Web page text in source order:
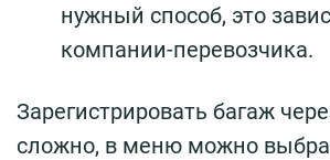
нужный способ, это
компании-перевозчика.
Зарегистрировать багаж
сложно, в меню можно